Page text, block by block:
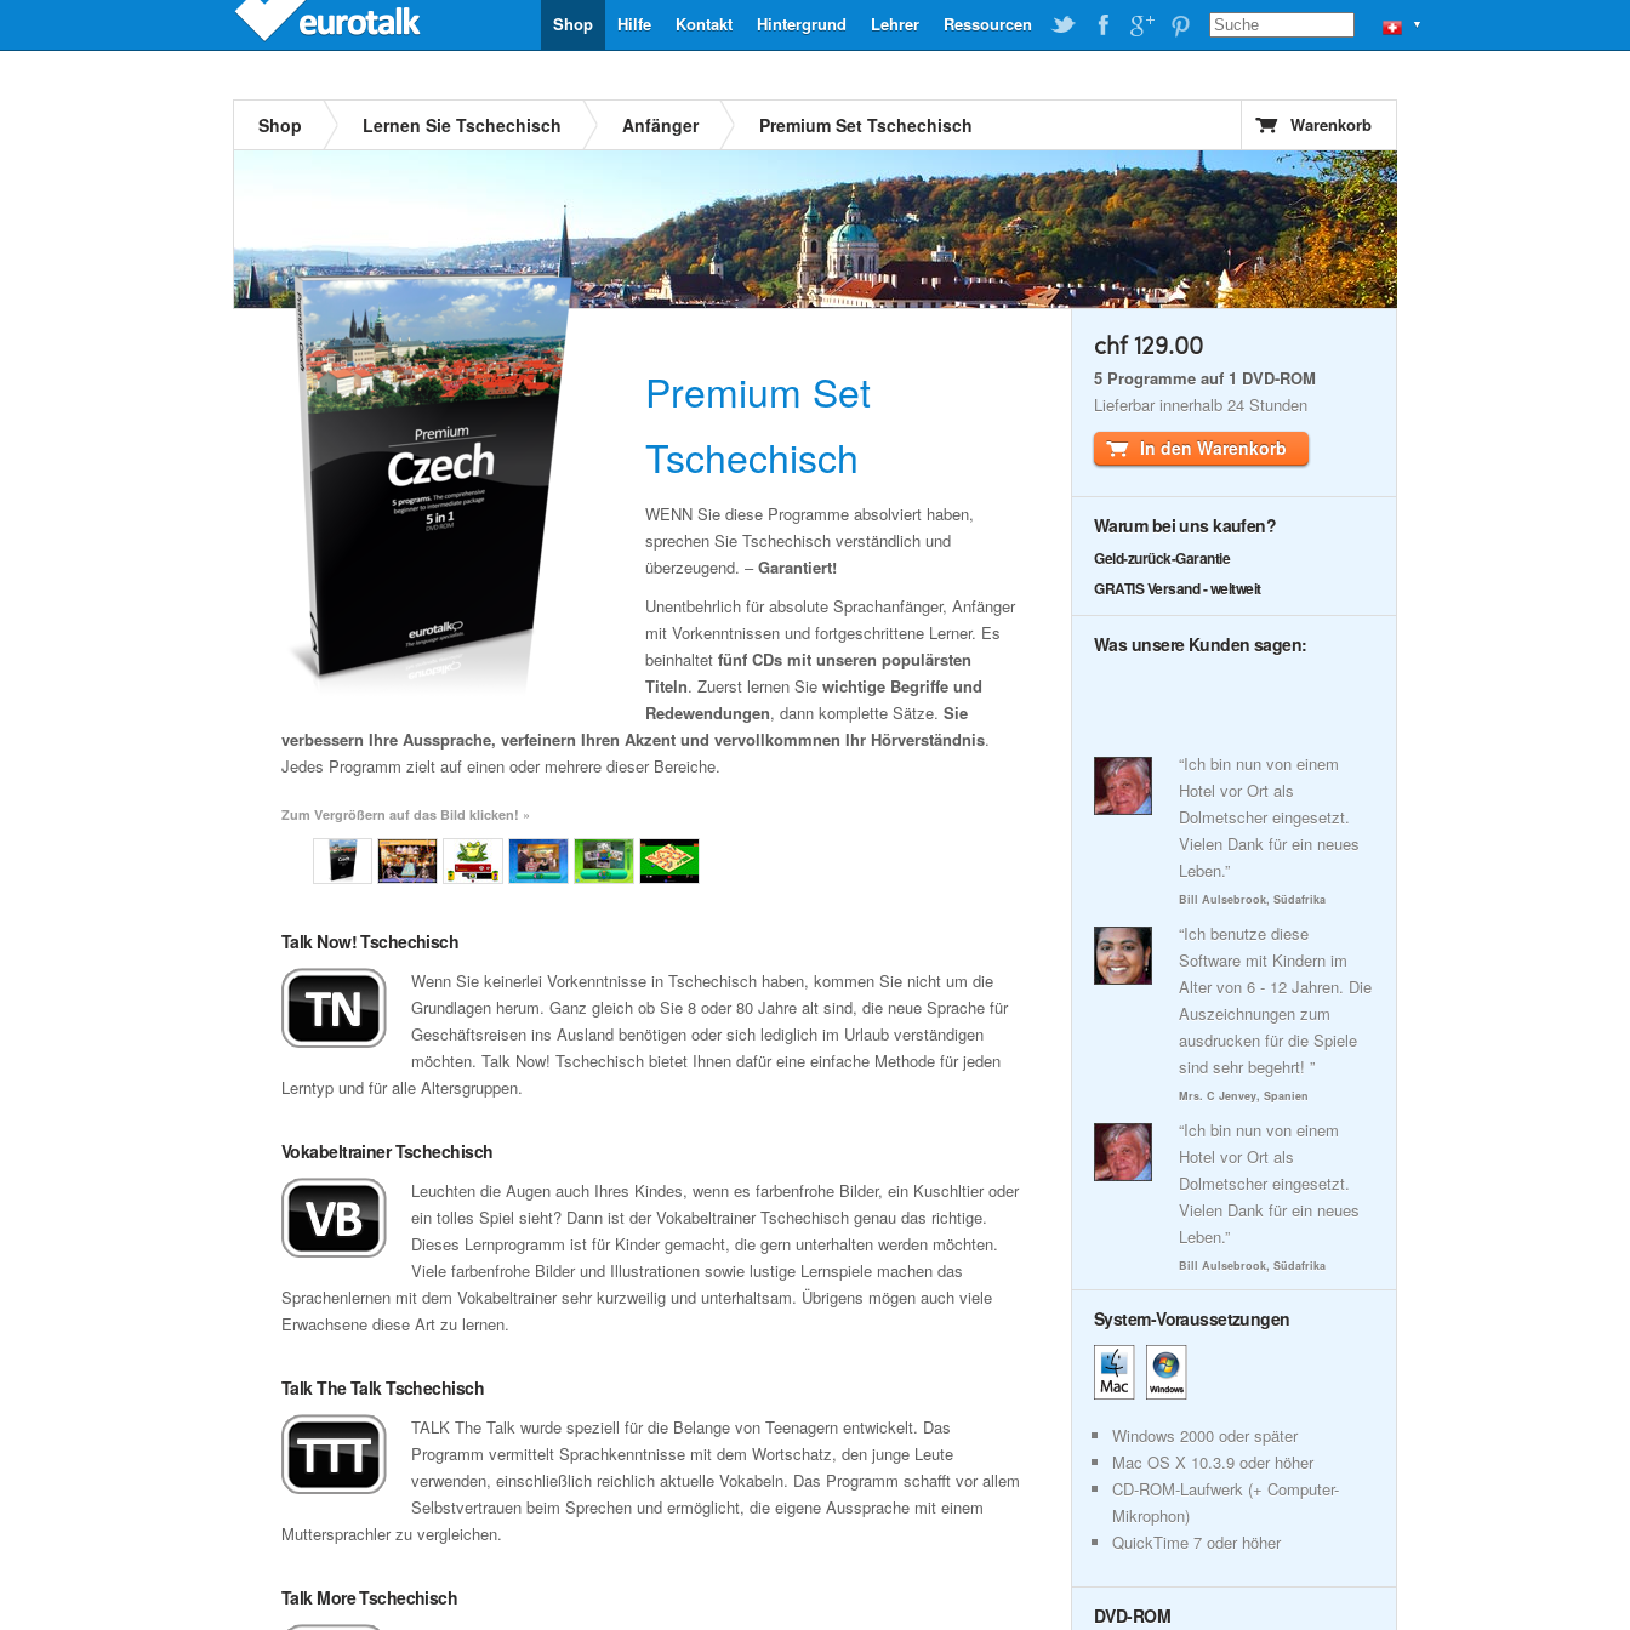
▼
Ressourcen
Lehrer
Hintergrund
Kontakt
Hilfe
Shop
Shop Lernen Sie Tschechisch Anfänger Premium Set Tschechisch Warenkorb
Premium Set
Tschechisch
WENN Sie diese Programme absolviert haben,
sprechen Sie Tschechisch verständlich und
überzeugend. –Garantiert!
Unentbehrlich für absolute Sprachanfänger, Anfänger
mit Vorkenntnissen und fortgeschrittene Lerner. Es
beinhaltet fünf CDs mit unseren populärsten
Titeln. Zuerst lernen Sie wichtige Begriffe und
Redewendungen, dann komplette Sätze. Sie
verbessern Ihre Aussprache, verfeinern Ihren Akzent und vervollkommnen Ihr Hörverständnis.
Jedes Programm zielt auf einen oder mehrere dieser Bereiche.
Zum Vergrößern auf das Bild klicken! »
Talk Now! Tschechisch
Wenn Sie keinerlei Vorkenntnisse in Tschechisch haben, kommen Sie nicht um die
Grundlagen herum. Ganz gleich ob Sie 8 oder 80 Jahre alt sind, die neue Sprache für
Geschäftsreisen ins Ausland benötigen oder sich lediglich im Urlaub verständigen
möchten. Talk Now! Tschechisch bietet Ihnen dafür eine einfache Methode für jeden
Lerntyp und für alle Altersgruppen.
Vokabeltrainer Tschechisch
Leuchten die Augen auch Ihres Kindes, wenn es farbenfrohe Bilder, ein Kuschltier oder
ein tolles Spiel sieht? Dann ist der Vokabeltrainer Tschechisch genau das richtige.
Dieses Lernprogramm ist für Kinder gemacht, die gern unterhalten werden möchten.
Viele farbenfrohe Bilder und Illustrationen sowie lustige Lernspiele machen das
Sprachenlernen mit dem Vokabeltrainer sehr kurzweilig und unterhaltsam. Übrigens mögen auch viele
Erwachsene diese Art zu lernen.
Talk The Talk Tschechisch
TALK The Talk wurde speziell für die Belange von Teenagern entwickelt. Das
Programm vermittelt Sprachkenntnisse mit dem Wortschatz, den junge Leute
verwenden, einschließlich reichlich aktuelle Vokabeln. Das Programm schafft vor allem
Selbstvertrauen beim Sprechen und ermöglicht, die eigene Aussprache mit einem
Muttersprachler zu vergleichen.
Talk More Tschechisch
chf 129.00
5 Programme auf 1 DVD-ROM
Lieferbar innerhalb 24 Stunden
In den Warenkorb
Warum bei uns kaufen?
Geld-zurück-Garantie
GRATIS Versand - weltweit
Was unsere Kunden sagen:
“Ich bin nun von einem
Hotel vor Ort als
Dolmetscher eingesetzt.
Vielen Dank für ein neues
Leben.”
Bill Aulsebrook, Südafrika
“Ich benutze diese
Software mit Kindern im
Alter von 6 - 12 Jahren. Die
Auszeichnungen zum
ausdrucken für die Spiele
sind sehr begehrt! ”
Mrs. C Jenvey, Spanien
“Ich bin nun von einem
Hotel vor Ort als
Dolmetscher eingesetzt.
Vielen Dank für ein neues
Leben.”
Bill Aulsebrook, Südafrika
System-Voraussetzungen
Windows 2000 oder später
Mac OS X 10.3.9 oder höher
CD-ROM-Laufwerk (+ Computer-
Mikrophon)
QuickTime 7 oder höher
DVD-ROM